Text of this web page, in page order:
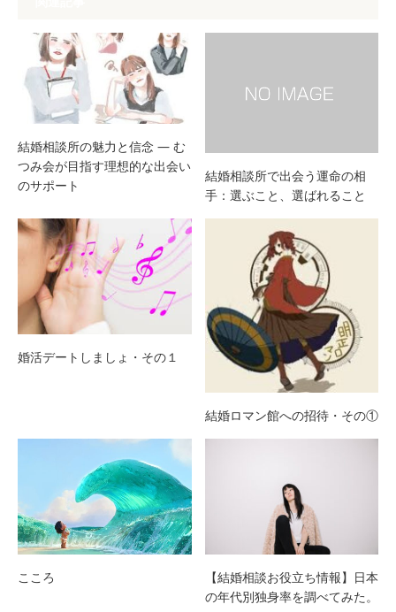
結婚相談所の魅力と信念 — む
つみ会が目指す理想的な出会い
のサポート
結婚相談所で出会う運命の相
手：選ぶこと、選ばれること
婚活デートしましょ・その１
結婚ロマン館への招待・その①
こころ
【結婚相談お役立ち情報】日本
の年代別独身率を調べてみた。